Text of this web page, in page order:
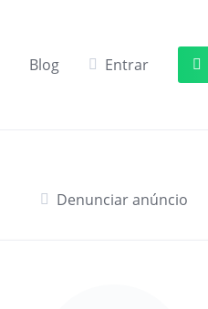
Blog Entrar
Denunciar anúncio